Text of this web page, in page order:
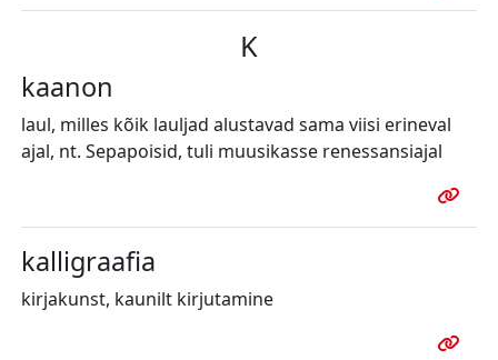
K
kaanon
laul, milles kõik lauljad alustavad sama viisi erineval
ajal, nt. Sepapoisid, tuli muusikasse renessansiajal
kalligraafia
kirjakunst, kaunilt kirjutamine